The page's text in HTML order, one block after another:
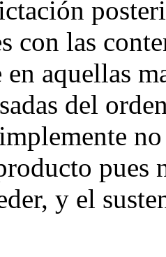
con las
en aquellas
del
pues
y el